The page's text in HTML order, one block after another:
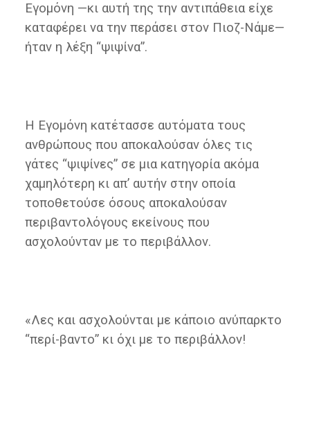
Εγομόνη —κι αυτή της την αντιπάθεια είχε
καταφέρει να την περάσει στον Πιοζ-Νάμε—
ήταν η λέξη “ψιψίνα”.
Η Εγομόνη κατέτασσε αυτόματα τους
ανθρώπους που αποκαλούσαν όλες τις
γάτες “ψιψίνες” σε μια κατηγορία ακόμα
χαμηλότερη κι απ’ αυτήν στην οποία
τοποθετούσε όσους αποκαλούσαν
περιβαντολόγους εκείνους που
ασχολούνταν με το περιβάλλον.
«Λες και ασχολούνται με κάποιο ανύπαρκτο
“περί-βαντο” κι όχι με το περιβάλλον!